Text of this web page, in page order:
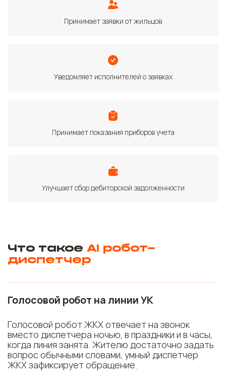
Принимает заявки от жильцов
Уведомляет исполнителей о заявках
Принимает показания приборов учета
Улучшает сбор дебиторской задолженности
Что такое AI робот-
диспетчер
Голосовой робот на линии УК
Голосовой робот ЖКХ отвечает на звонок
вместо диспетчера ночью, в праздники и в часы,
когда линия занята. Жителю достаточно задать
вопрос обычными словами, умный диспетчер
ЖКХ зафиксирует обращение.